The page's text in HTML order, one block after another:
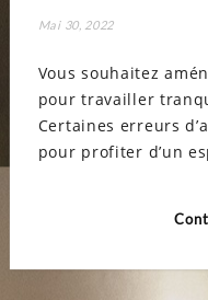
Mai 30, 2022
Vous souhaitez
pour travailler
Certaines erreurs
pour profiter d’un